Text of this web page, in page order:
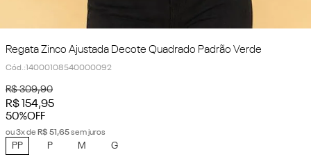
Regata Zinco Ajustada Decote Quadrado Padrão Verde
Cód.:14000108540000092
R$ 309,90
R$ 154,95
50%OFF
ou3x de R$ 51 ,65sem juros
PP P M G